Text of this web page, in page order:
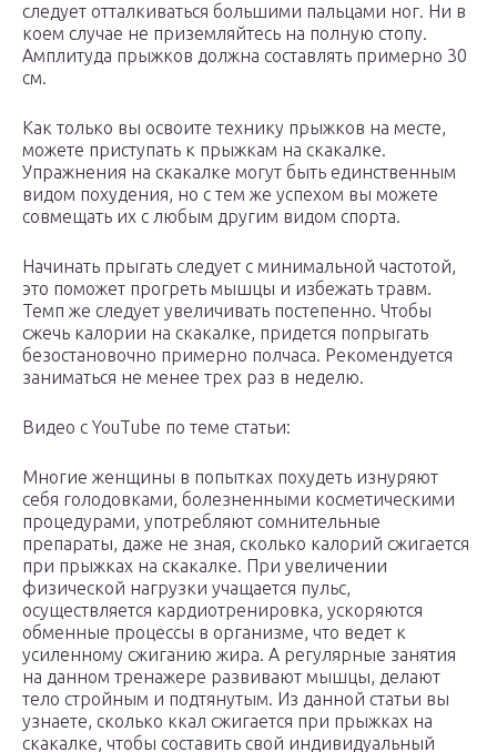
следует отталкиваться большими пальцами ног. Ни в
коем случае не приземляйтесь на полную стопу.
Амплитуда прыжков должна составлять примерно 30
см.
Как только вы освоите технику прыжков на месте,
можете приступать к прыжкам на скакалке.
Упражнения на скакалке могут быть единственным
видом похудения, но с тем же успехом вы можете
совмещать их с любым другим видом спорта.
Начинать прыгать следует с минимальной частотой,
это поможет прогреть мышцы и избежать травм.
Темп же следует увеличивать постепенно. Чтобы
сжечь калории на скакалке, придется попрыгать
безостановочно примерно полчаса. Рекомендуется
заниматься не менее трех раз в неделю.
Видео с YouTube по теме статьи:
Многие женщины в попытках похудеть изнуряют
себя голодовками, болезненными косметическими
процедурами, употребляют сомнительные
препараты, даже не зная, сколько калорий сжигается
при прыжках на скакалке. При увеличении
физической нагрузки учащается пульс,
осуществляется кардиотренировка, ускоряются
обменные процессы в организме, что ведет к
усиленному сжиганию жира. А регулярные занятия
на данном тренажере развивают мышцы, делают
тело стройным и подтянутым. Из данной статьи вы
узнаете, сколько ккал сжигается при прыжках на
скакалке, чтобы составить свой индивидуальный